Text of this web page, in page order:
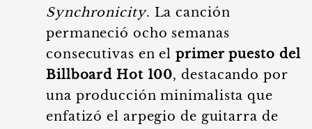
Synchronicity. La canción
permaneció ocho semanas
consecutivas en elprimer puesto del
Billboard Hot 100, destacando por
una producción minimalista que
enfatizó el arpegio de guitarra de